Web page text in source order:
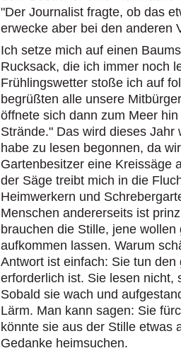
"Der Journalist fragte, ob das
erwecke aber bei den anderen
Ich setze mich auf einen
Rucksack, die ich immer noch
Frühlingswetter stoße ich auf
begrüßten alle unsere
öffnete sich dann zum Meer
Strände." Das wird dieses
habe zu lesen begonnen, da
Gartenbesitzer eine Kreissäge
der Säge treibt mich in die
Heimwerkern und
Menschen andererseits ist
brauchen die Stille, jene
aufkommen lassen. Warum
Antwort ist einfach: Sie tun
erforderlich ist. Sie lesen nicht,
Sobald sie wach und
Lärm. Man kann sagen: Sie
könnte sie aus der Stille etwas
Gedanke heimsuchen.